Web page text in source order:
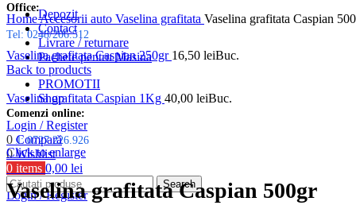
Office:
Tel: 0248/206.512
Comenzi online:
Tel: 0727.226.926
Menu
Login / Register
Depozit
Contact
Livrare / returnare
Pachete pentru Masina
PROMOTII
Shop
Login / Register
0 Compară
0Wishlist
0 items 0,00 lei
Search
HomeAccesorii auto Vaselina grafitata Vaselina grafitata Caspian
Vaselina grafitata Caspian 250gr 16,50 leiBuc.
Back to products
Vaselina grafitata Caspian 1Kg 40,00 leiBuc.
Click to enlarge
Vaselina grafitata Caspian 500gr